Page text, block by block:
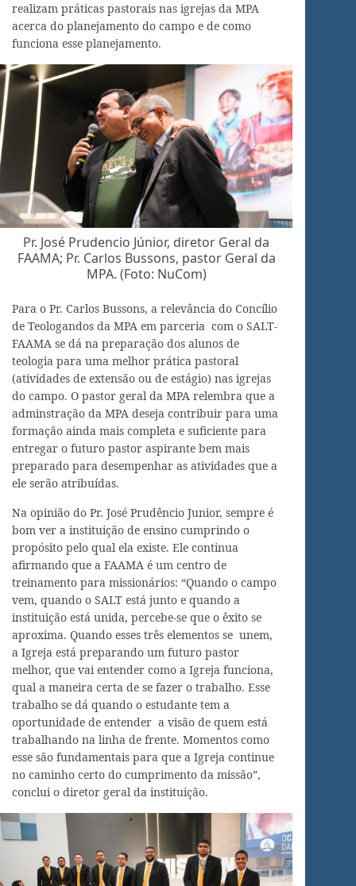
realizam práticas pastorais nas igrejas da MPA
acerca do planejamento do campo e de como
funciona esse planejamento.
Pr. José Prudencio Júnior, diretor Geral da
FAAMA; Pr. Carlos Bussons, pastor Geral da
MPA. (Foto: NuCom)
Para o Pr. Carlos Bussons, a relevância do Concílio
de Teologandos da MPA em parceria com o SALT-
FAAMA se dá na preparação dos alunos de
teologia para uma melhor prática pastoral
(atividades de extensão ou de estágio) nas igrejas
do campo. O pastor geral da MPA relembra que a
adminstração da MPA deseja contribuir para uma
formação ainda mais completa e suficiente para
entregar o futuro pastor aspirante bem mais
preparado para desempenhar as atividades que a
ele serão atribuídas.
Na opinião do Pr. José Prudêncio Junior, sempre é
bom ver a instituição de ensino cumprindo o
propósito pelo qual ela existe. Ele continua
afirmando que a FAAMA é um centro de
treinamento para missionários: “Quando o campo
vem, quando o SALT está junto e quando a
instituição está unida, percebe-se que o êxito se
aproxima. Quando esses três elementos se unem,
a Igreja está preparando um futuro pastor
melhor, que vai entender como a Igreja funciona,
qual a maneira certa de se fazer o trabalho. Esse
trabalho se dá quando o estudante tem a
oportunidade de entender a visão de quem está
trabalhando na linha de frente. Momentos como
esse são fundamentais para que a Igreja continue
no caminho certo do cumprimento da missão”,
conclui o diretor geral da instituição.